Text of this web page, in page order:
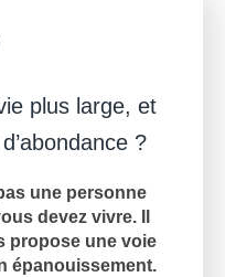
plus large, et
?
une personne
devez vivre. Il
propose une voie
épanouissement.